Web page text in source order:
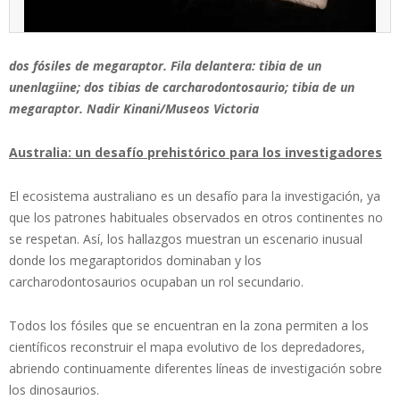
dos fósiles de megaraptor. Fila delantera: tibia de un
unenlagiine; dos tibias de carcharodontosaurio; tibia de un
megaraptor. Nadir Kinani/Museos Victoria
Australia: un desafío prehistórico para los investigadores
El ecosistema australiano es un desafío para la investigación, ya
que los patrones habituales observados en otros continentes no
se respetan. Así, los hallazgos muestran un escenario inusual
donde los megaraptoridos dominaban y los
carcharodontosaurios ocupaban un rol secundario.
Todos los fósiles que se encuentran en la zona permiten a los
científicos reconstruir el mapa evolutivo de los depredadores,
abriendo continuamente diferentes líneas de investigación sobre
los dinosaurios.